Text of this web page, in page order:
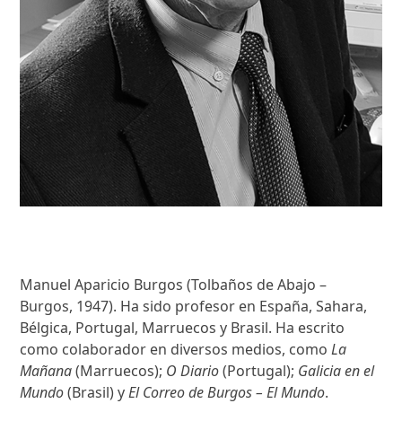
Manuel Aparicio Burgos (Tolbaños de Abajo –
Burgos, 1947). Ha sido profesor en España, Sahara,
Bélgica, Portugal, Marruecos y Brasil. Ha escrito
como colaborador en diversos medios, comoLa
Mañana(Marruecos); O Diario(Portugal); Galicia en el
Mundo(Brasil) yEl Correo de Burgos – El Mundo.